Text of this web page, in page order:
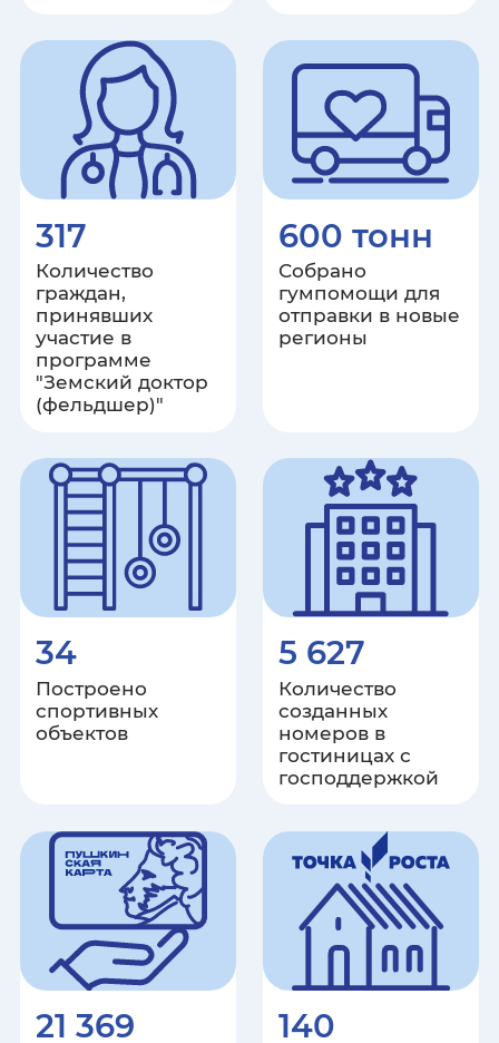
Республика Крым
Курганская область
Курская область
Ленинградская область
Липецкая область
Луганская Народная Республика
Магаданская область
Республика Марий Эл
Республика Мордовия
Москва
Московская область
Мурманская область
Ненецкий автономный округ
Новгородская область
Новосибирская область
Омская область
317
Количество
граждан,
принявших
участие в
программе
"Земский доктор
(фельдшер)"
600 тонн
Собрано
гумпомощи для
отправки в новые
регионы
34
Построено
спортивных
объектов
5 627
Количество
созданных
номеров в
гостиницах с
господдержкой
21 369 140